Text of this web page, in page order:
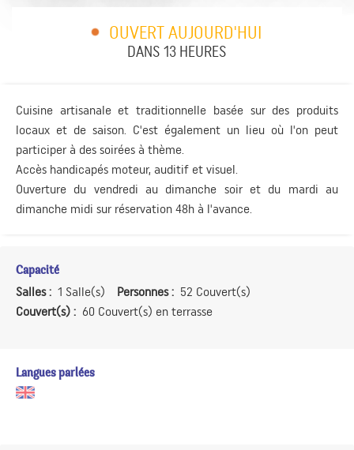
OUVERT AUJOURD'HUI
DANS 13 HEURES
Cuisine artisanale et traditionnelle basée sur des produits
locaux et de saison. C'est également un lieu où l'on peut
participer à des soirées à thème.
Accès handicapés moteur, auditif et visuel.
Ouverture du vendredi au dimanche soir et du mardi au
dimanche midi sur réservation 48h à l'avance.
Capacité
Salles : 1 Salle(s) Personnes : 52 Couvert(s)
Couvert(s) : 60 Couvert(s) en terrasse
Langues parlées